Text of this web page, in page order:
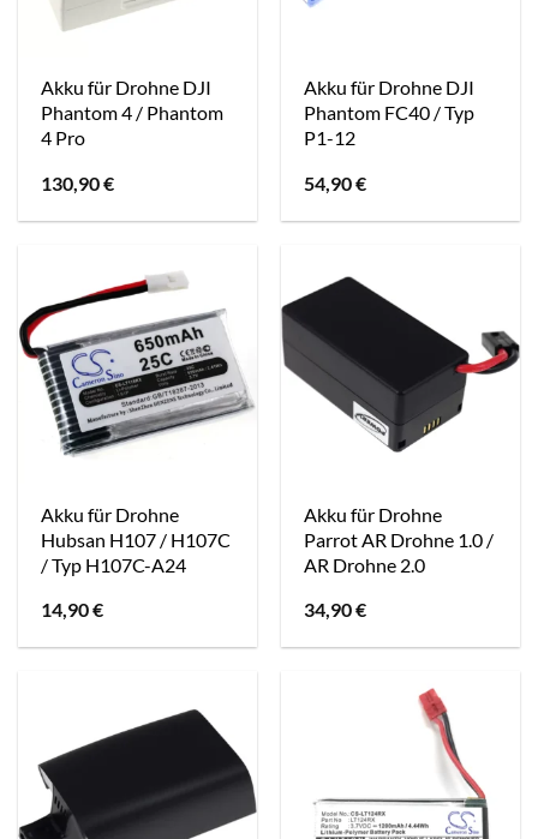
Akku für Drohne DJI
Phantom 4 / Phantom
4 Pro
130,90€
Akku für Drohne DJI
Phantom FC40 / Typ
P1-12
54,90€
Akku für Drohne
Hubsan H107 / H107C
/ Typ H107C-A24
14,90€
Akku für Drohne
Parrot AR Drohne 1.0 /
AR Drohne 2.0
34,90€